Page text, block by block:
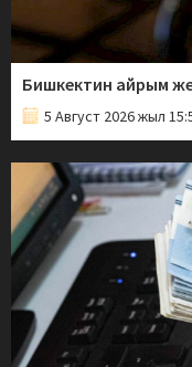
Бишкектин айрым
5 Август 2026 жыл